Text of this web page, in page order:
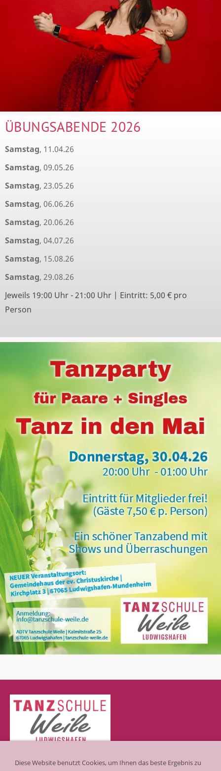
ÜBUNGSABENDE 2026
Samstag, 11.04.26
Samstag, 09.05.26
Samstag, 23.05.26
Samstag, 06.06.26
Samstag, 20.06.26
Samstag, 04.07.26
Samstag, 15.08.26
Samstag, 29.08.26
Jeweils 19:00 Uhr - 21:00 Uhr | Eintritt: 5,00 € pro
Person
Kalmitstraße 25 | 67065 Ludwigshafen-Mundenheim
Diese Website benutzt Cookies, um Ihnen das beste Ergebnis zu